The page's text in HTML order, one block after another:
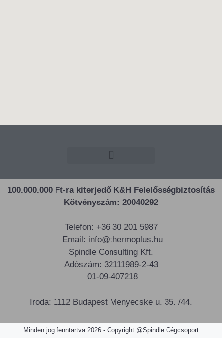
100.000.000 Ft-ra kiterjedő K&H Felelősségbiztosítás
Kötvényszám: 20040292
Telefon: +36 30 201 5987
Email: info@thermoplus.hu
Spindle Consulting Kft.
Adószám: 32111989-2-43
01-09-407218
Iroda: 1112 Budapest Menyecske u. 35. /44.
Minden jog fenntartva 2026 - Copyright @Spindle Cégcsoport